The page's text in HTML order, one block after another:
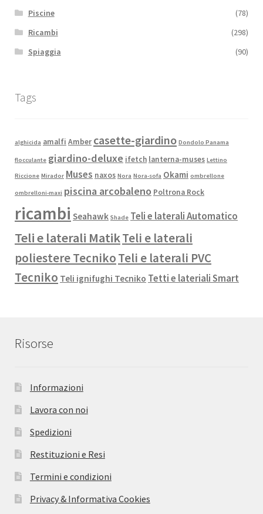
Piscine
(78)
Ricambi
(298)
Spiaggia
(90)
Tags
alghicida amalfi Amber casette-giardino Dondolo Panama
flocculante giardino-deluxe ifetch lanterna-muses Lettino
Riccione Mirador Muses naxos Nora Nora-sofa Okami ombrellone
ombrelloni-maxi piscina arcobaleno Poltrona Rock
ricambi Seahawk Shade Teli e laterali Automatico
Teli e laterali MatikTeli e laterali
poliestere TecnikoTeli e laterali PVC
Tecniko Teli ignifughi Tecniko Tetti e lateriali Smart
Risorse
Informazioni
Lavora con noi
Spedizioni
Restituzioni e Resi
Termini e condizioni
Privacy & Informativa Cookies